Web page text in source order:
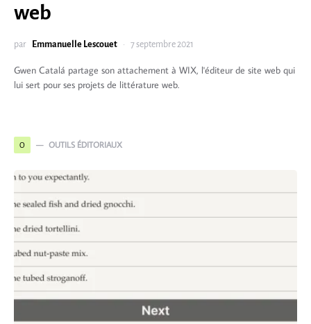
web
par Emmanuelle Lescouet 7 septembre 2021
Gwen Catalá partage son attachement à WIX, l'éditeur de site web qui
lui sert pour ses projets de littérature web.
O OUTILS ÉDITORIAUX